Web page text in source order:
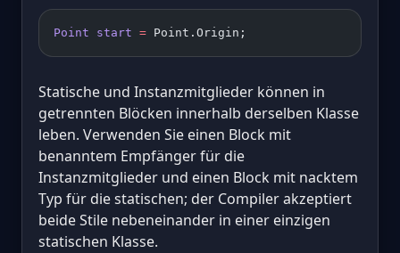
Point start = Point.Origin;
Statische und Instanzmitglieder können in
getrennten Blöcken innerhalb derselben Klasse
leben. Verwenden Sie einen Block mit
benanntem Empfänger für die
Instanzmitglieder und einen Block mit nacktem
Typ für die statischen; der Compiler akzeptiert
beide Stile nebeneinander in einer einzigen
statischen Klasse.